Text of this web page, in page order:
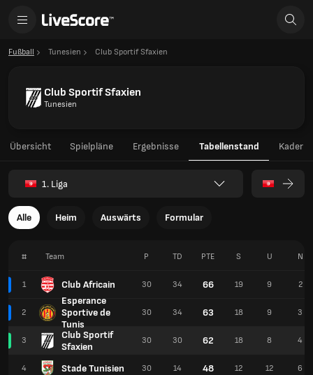
Fußball Tunesien Club Sportif Sfaxien
Club Sportif Sfaxien
Tunesien
Übersicht Spielpläne Ergebnisse Tabellenstand Kader
1. Liga
Alle Heim Auswärts Formular
# Team
1 Club Africain
2
Esperance
Sportive de
Tunis
3
Club Sportif
Sfaxien
4 Stade Tunisien
P TD PTE S U N
30 34 66 19 9 2
30 34 63 18 9 3
30 30 62 18 8 4
30 14 48 12 12 6